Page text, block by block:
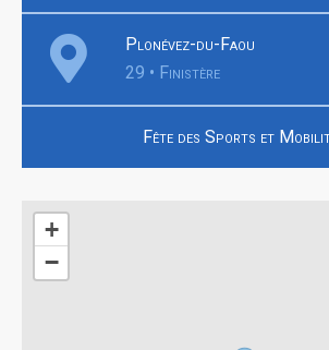
Plonévez-du-Faou
29 • Finistère
Fête des Sports et
+
−